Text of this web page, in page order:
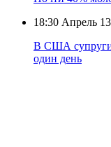
18:30 Апрель
В США супруги
один день